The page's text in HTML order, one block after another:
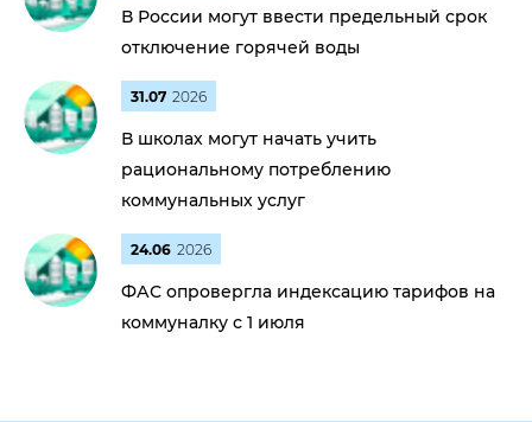
В России могут ввести предельный срок
отключение горячей воды
31.07 2026
В школах могут начать учить
рациональному потреблению
коммунальных услуг
24.06 2026
ФАС опровергла индексацию тарифов на
коммуналку с 1 июля